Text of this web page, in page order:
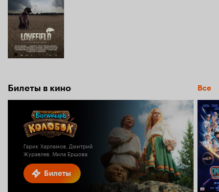
Билеты в кино Все
Билеты
Гарик Харламов, Дмитрий
Журавлев, Мила Ершова